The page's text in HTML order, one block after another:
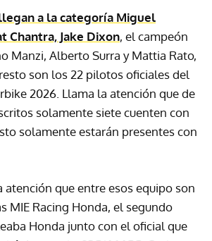
a la categoría Miguel
Chantra, Jake Dixon, el campeón
Manzi, Alberto Surra y Mattia Rato,
son los 22 pilotos oficiales del
2026. Llama la atención que de
solamente siete cuenten con
solamente estarán presentes con
atención que entre esos equipo son
MIE Racing Honda, el segundo
Honda junto con el oficial que